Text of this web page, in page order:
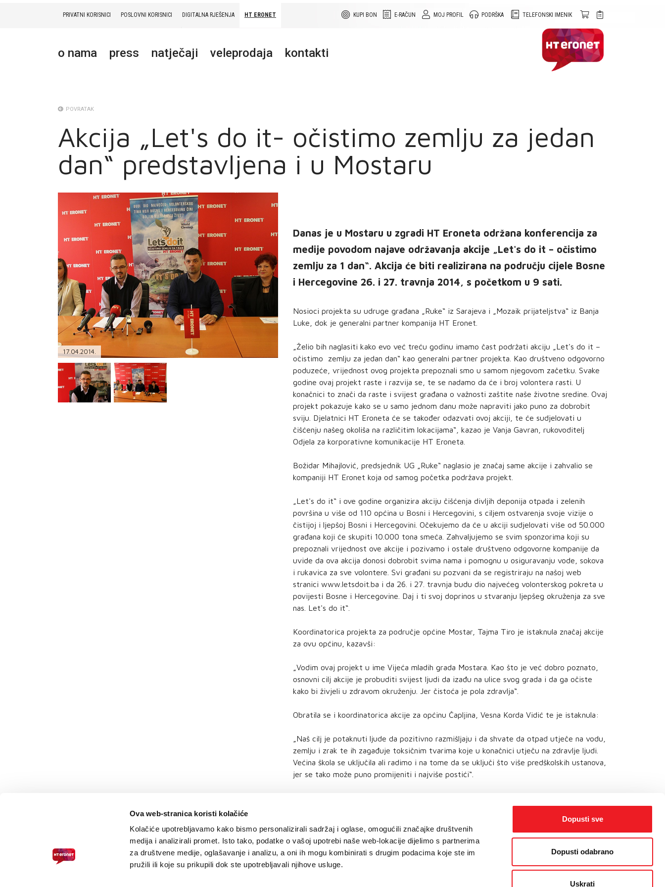
Ova web-stranica koristi kolačiće
Kolačiće upotrebljavamo kako bismo personalizirali sadržaj i oglase, omogućili značajke društvenih
medija i analizirali promet. Isto tako, podatke o vašoj upotrebi naše web-lokacije dijelimo s partnerima
za društvene medije, oglašavanje i analizu, a oni ih mogu kombinirati s drugim podacima koje ste im
pružili ili koje su prikupili dok ste upotrebljavali njihove usluge.
Dopusti sve
Dopusti odabrano
Uskrati
TELEFONSKI IMENIK
PODRŠKA
MOJ PROFIL
E-RAČUN
KUPI BON
PRIVATNI KORISNICI POSLOVNI KORISNICI DIGITALNA RJEŠENJA HT ERONET
o nama press natječaji veleprodaja kontakti
POVRATAK
Akcija „Let's do it- očistimo zemlju za jedan
dan“ predstavljena i u Mostaru
17.04.2014.
Danas je u Mostaru u zgradi HT Eroneta održana konferencija za
medije povodom najave održavanja akcije „Let's do it – očistimo
zemlju za 1 dan“. Akcija će biti realizirana na području cijele Bosne
i Hercegovine 26. i 27. travnja 2014, s početkom u 9 sati.
Nosioci projekta su udruge građana „Ruke“ iz Sarajeva i „Mozaik prijateljstva“ iz Banja
Luke, dok je generalni partner kompanija HT Eronet.
„Želio bih naglasiti kako evo već treću godinu imamo čast podržati akciju „Let's do it –
očistimo zemlju za jedan dan“ kao generalni partner projekta. Kao društveno odgovorno
poduzeće, vrijednost ovog projekta prepoznali smo u samom njegovom začetku. Svake
godine ovaj projekt raste i razvija se, te se nadamo da će i broj volontera rasti. U
konačnici to znači da raste i svijest građana o važnosti zaštite naše životne sredine. Ovaj
projekt pokazuje kako se u samo jednom danu može napraviti jako puno za dobrobit
sviju. Djelatnici HT Eroneta će se također odazvati ovoj akciji, te će sudjelovati u
čišćenju našeg okoliša na različitim lokacijama“, kazao je Vanja Gavran, rukovoditelj
Odjela za korporativne komunikacije HT Eroneta.
Božidar Mihajlović, predsjednik UG „Ruke“ naglasio je značaj same akcije i zahvalio se
kompaniji HT Eronet koja od samog početka podržava projekt.
„Let's do it“ i ove godine organizira akciju čišćenja divljih deponija otpada i zelenih
površina u više od 110 općina u Bosni i Hercegovini, s ciljem ostvarenja svoje vizije o
čistijoj i ljepšoj Bosni i Hercegovini. Očekujemo da će u akciji sudjelovati više od 50.000
građana koji će skupiti 10.000 tona smeća. Zahvaljujemo se svim sponzorima koji su
prepoznali vrijednost ove akcije i pozivamo i ostale društveno odgovorne kompanije da
uvide da ova akcija donosi dobrobit svima nama i pomognu u osiguravanju vode, sokova
i rukavica za sve volontere. Svi građani su pozvani da se registriraju na našoj web
stranici www.letsdoit.ba i da 26. i 27. travnja budu dio najvećeg volonterskog pokreta u
povijesti Bosne i Hercegovine. Daj i ti svoj doprinos u stvaranju ljepšeg okruženja za sve
nas. Let's do it“.
Koordinatorica projekta za područje općine Mostar, Tajma Tiro je istaknula značaj akcije
za ovu općinu, kazavši:
„Vodim ovaj projekt u ime Vijeća mladih grada Mostara. Kao što je već dobro poznato,
osnovni cilj akcije je probuditi svijest ljudi da izađu na ulice svog grada i da ga očiste
kako bi živjeli u zdravom okruženju. Jer čistoća je pola zdravlja“.
Obratila se i koordinatorica akcije za općinu Čapljina, Vesna Korda Vidić te je istaknula:
„Naš cilj je potaknuti ljude da pozitivno razmišljaju i da shvate da otpad utječe na vodu,
zemlju i zrak te ih zagađuje toksičnim tvarima koje u konačnici utječu na zdravlje ljudi.
Većina škola se uključila ali radimo i na tome da se uključi što više predškolskih ustanova,
jer se tako može puno promijeniti i najviše postići“.